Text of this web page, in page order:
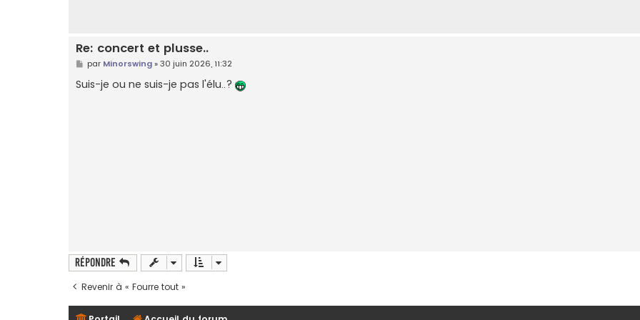
Re: concert et plusse..
M
e
s
s
par Minorswing»30 juin 2026, 11:32
Suis-je ou ne suis-je pas l'élu..?
Répondre
Revenir à « Fourre tout »